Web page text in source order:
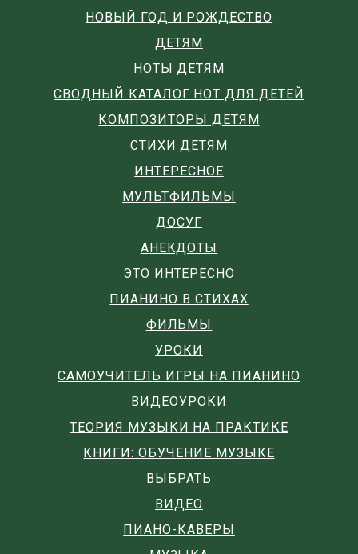
НОВЫЙ ГОД И РОЖДЕСТВО
ДЕТЯМ
НОТЫ ДЕТЯМ
СВОДНЫЙ КАТАЛОГ НОТ ДЛЯ ДЕТЕЙ
КОМПОЗИТОРЫ ДЕТЯМ
СТИХИ ДЕТЯМ
ИНТЕРЕСНОЕ
МУЛЬТФИЛЬМЫ
ДОСУГ
АНЕКДОТЫ
ЭТО ИНТЕРЕСНО
ПИАНИНО В СТИХАХ
ФИЛЬМЫ
УРОКИ
САМОУЧИТЕЛЬ ИГРЫ НА ПИАНИНО
ВИДЕОУРОКИ
ТЕОРИЯ МУЗЫКИ НА ПРАКТИКЕ
КНИГИ: ОБУЧЕНИЕ МУЗЫКЕ
ВЫБРАТЬ
ВИДЕО
ПИАНО-КАВЕРЫ